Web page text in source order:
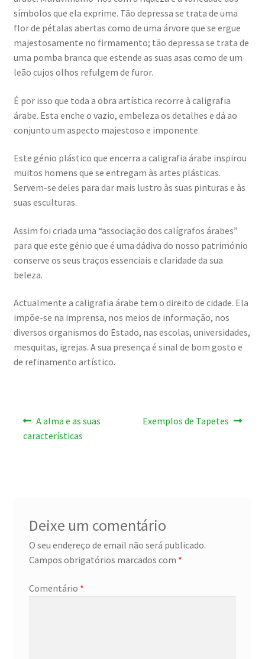
símbolos que ela exprime. Tão depressa se trata de uma
flor de pétalas abertas como de uma árvore que se ergue
majestosamente no firmamento; tão depressa se trata de
uma pomba branca que estende as suas asas como de um
leão cujos olhos refulgem de furor.
É por isso que toda a obra artística recorre à caligrafia
árabe. Esta enche o vazio, embeleza os detalhes e dá ao
conjunto um aspecto majestoso e imponente.
Este génio plástico que encerra a caligrafia árabe inspirou
muitos homens que se entregam às artes plásticas.
Servem-se deles para dar mais lustro às suas pinturas e às
suas esculturas.
Assim foi criada uma “associação dos calígrafos árabes”
para que este génio que é uma dádiva do nosso património
conserve os seus traços essenciais e claridade da sua
beleza.
Actualmente a caligrafia árabe tem o direito de cidade. Ela
impõe-se na imprensa, nos meios de informação, nos
diversos organismos do Estado, nas escolas, universidades,
mesquitas, igrejas. A sua presença é sinal de bom gosto e
de refinamento artístico.
Navegação
de
Artigo
anterior:
A alma e as suas
características
Artigo
Exemplos de Tapetes
Deixe um comentário
O seu endereço de email não será publicado.
Campos obrigatórios marcados com *
Comentário *